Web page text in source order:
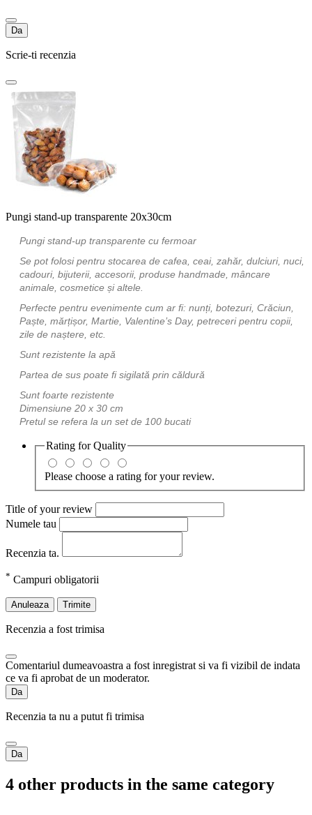
Da
Scrie-ti recenzia
Pungi stand-up transparente 20x30cm
Pungi stand-up transparente cu fermoar
Se pot folosi pentru stocarea de cafea, ceai, zahăr, dulciuri, nuci,
cadouri, bijuterii, accesorii, produse handmade, mâncare
animale, cosmetice și altele.
Perfecte pentru evenimente cum ar fi: nunți, botezuri, Crăciun,
Paște, mărțișor, Martie, Valentine’s Day, petreceri pentru copii,
zile de naștere, etc.
Sunt rezistente la apă
Partea de sus poate fi sigilată prin căldură
Sunt foarte rezistente
Dimensiune 20 x 30 cm
Pretul se refera la un set de 100 bucati
Rating forQuality
Please choose a rating for your review.
Title of your review
Numele tau
Recenzia ta.
* Campuri obligatorii
Anuleaza Trimite
Recenzia a fost trimisa
Comentariul dumeavoastra a fost inregistrat si va fi vizibil de indata
ce va fi aprobat de un moderator.
Da
Recenzia ta nu a putut fi trimisa
Da
4 other products in the same category